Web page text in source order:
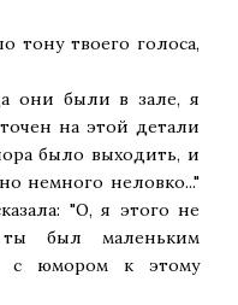
тону твоего голоса,
они были в зале, я
на этой детали
было выходить, и
немного неловко..."
"О, я этого не
был маленьким
с юмором к этому